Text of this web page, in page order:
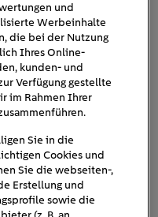
und
Werbeinhalte
die bei der Nutzung
Ihres Online-
kunden- und
Verfügung gestellte
im Rahmen Ihrer
Sie in die
Cookies und
Sie die webseiten-,
Erstellung und
sowie die